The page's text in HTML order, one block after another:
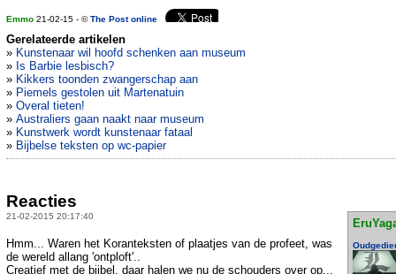
Emmo 21-02-15 - ©The Post online
Gerelateerde artikelen
» Kunstenaar wil hoofd schenken aan museum
» Is Barbie lesbisch?
» Kikkers toonden zwangerschap aan
» Piemels gestolen uit Martenatuin
» Overal tieten!
» Australiers gaan naakt naar museum
» Kunstwerk wordt kunstenaar fataal
» Bijbelse teksten op wc-papier
Reacties
21-02-2015 20:17:40
Hmm... Waren het Koranteksten of plaatjes van de profeet, was
de wereld allang 'ontploft'..
Creatief met de bijbel, daar halen we nu de schouders over op...